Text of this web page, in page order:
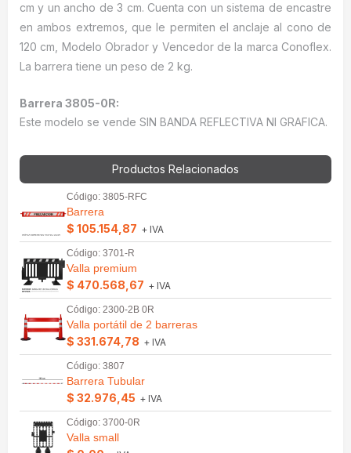
cm y un ancho de 3 cm. Cuenta con un sistema de encastre
en ambos extremos, que le permiten el anclaje al cono de
120 cm, Modelo Obrador y Vencedor de la marca Conoflex.
La barrera tiene un peso de 2 kg.
Barrera 3805-0R:
Este modelo se vende SIN BANDA REFLECTIVA NI GRAFICA.
Productos Relacionados
Código: 3805-RFC
Barrera
$ 105.154,87 + IVA
Código: 3701-R
Valla premium
$ 470.568,67 + IVA
Código: 2300-2B 0R
Valla portátil de 2 barreras
$ 331.674,78 + IVA
Código: 3807
Barrera Tubular
$ 32.976,45 + IVA
Código: 3700-0R
Valla small